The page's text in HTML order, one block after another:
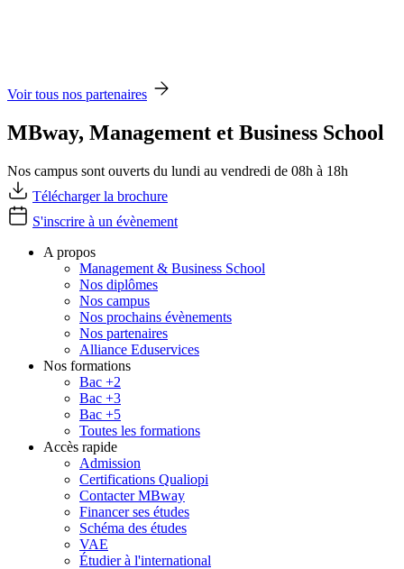
Voir tous nos partenaires
MBway, Management et Business School
Nos campus sont ouverts du lundi au vendredi de 08h à 18h
Télécharger la brochure
S'inscrire à un évènement
A propos
Management & Business School
Nos diplômes
Nos campus
Nos prochains évènements
Nos partenaires
Alliance Eduservices
Nos formations
Bac +2
Bac +3
Bac +5
Toutes les formations
Accès rapide
Admission
Certifications Qualiopi
Contacter MBway
Financer ses études
Schéma des études
VAE
Étudier à l'international